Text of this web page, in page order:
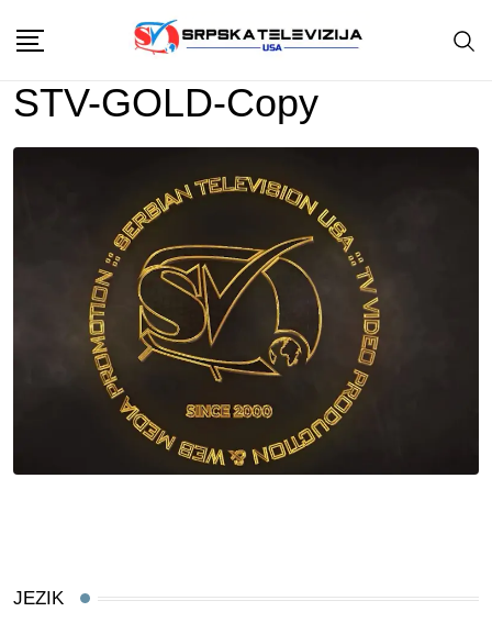
content
STV-GOLD-Copy
JEZIK